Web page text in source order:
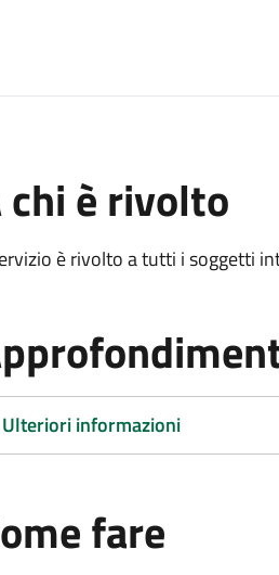
chi è rivolto
è rivolto a tutti i soggetti
Ulteriori informazioni
fare